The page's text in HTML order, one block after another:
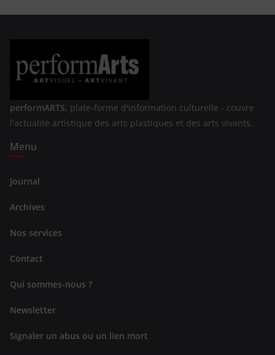
performARTS, plate-forme d'information culturelle - couvre
l'actualité artistique des arts plastiques et des arts vivants.
Menu
Journal
Archives
Nos services
Contact
Qui sommes-nous ?
Newsletter
Signaler un abus ou un lien mort